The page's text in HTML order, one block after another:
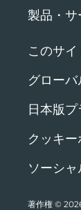
製品・サ
このサ
グロー
日本版
クッキ
ソーシ
著作権 ©